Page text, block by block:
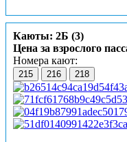
Каюты: 2Б (3)
Цена за взрослого
Номера кают:
215 216 218